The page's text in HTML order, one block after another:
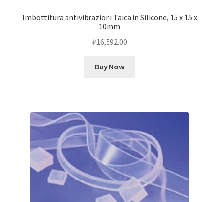
Imbottitura antivibrazioni Taica in Silicone, 15 x 15 x
10mm
₽16,592.00
Buy Now